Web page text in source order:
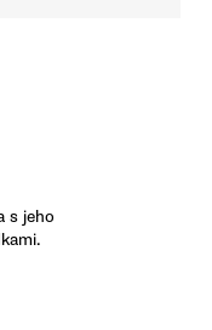
s jeho